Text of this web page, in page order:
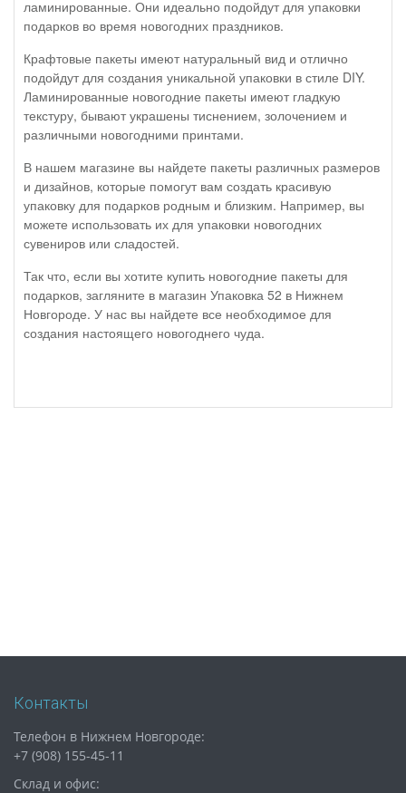
ламинированные. Они идеально подойдут для упаковки
подарков во время новогодних праздников.
Крафтовые пакеты имеют натуральный вид и отлично
подойдут для создания уникальной упаковки в стиле DIY.
Ламинированные новогодние пакеты имеют гладкую
текстуру, бывают украшены тиснением, золочением и
различными новогодними принтами.
В нашем магазине вы найдете пакеты различных размеров
и дизайнов, которые помогут вам создать красивую
упаковку для подарков родным и близким. Например, вы
можете использовать их для упаковки новогодних
сувениров или сладостей.
Так что, если вы хотите купить новогодние пакеты для
подарков, загляните в магазин Упаковка 52 в Нижнем
Новгороде. У нас вы найдете все необходимое для
создания настоящего новогоднего чуда.
Контакты
Телефон в Нижнем Новгороде:
+7 (908) 155-45-11
Склад и офис: